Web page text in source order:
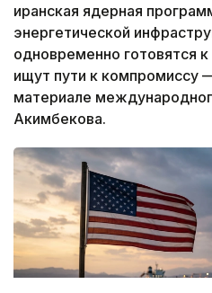
иранская ядерная
энергетической
одновременно готовятся
ищут пути к компромиссу
материале
Акимбекова.